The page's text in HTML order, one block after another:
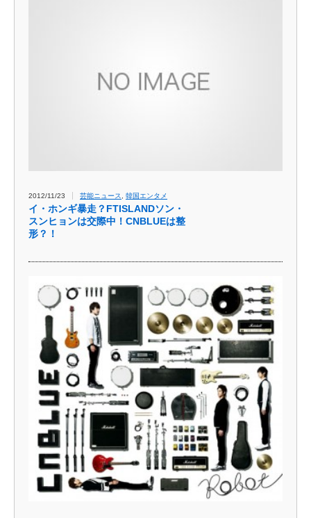
2012/11/23 芸能ニュース 韓国エンタメ
イ・ホンギ暴走？FTISLANDソン・
スンヒョンは交際中！CNBLUEは整
形？！